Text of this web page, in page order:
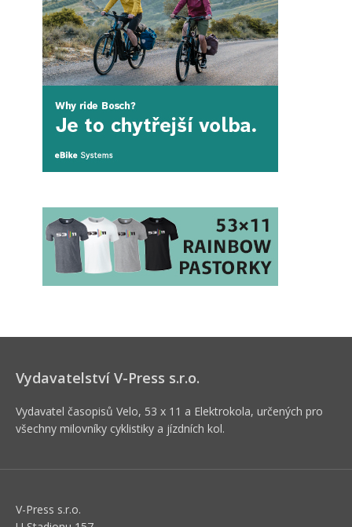
Vydavatelství V-Press s.r.o.
Vydavatel časopisů Velo, 53 x 11 a Elektrokola, určených pro
všechny milovníky cyklistiky a jízdních kol.
V-Press s.r.o.